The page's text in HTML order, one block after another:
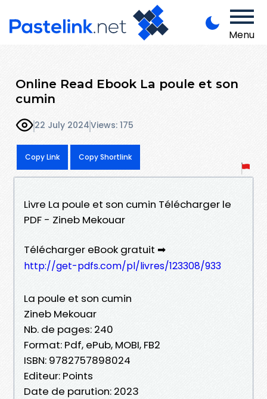
Menu
Online Read Ebook La poule et son
cumin
22 July 2024Views: 175
Copy Link Copy Shortlink
Livre La poule et son cumin Télécharger le
PDF - Zineb Mekouar
Télécharger eBook gratuit ➡
http://get-pdfs.com/pl/livres/123308/933
La poule et son cumin
Zineb Mekouar
Nb. de pages: 240
Format: Pdf, ePub, MOBI, FB2
ISBN: 9782757898024
Editeur: Points
Date de parution: 2023